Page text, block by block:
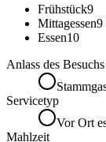
Frühstück9
Mittagessen9
Essen10
Anlass des Besuchs
Servicetyp
Vor Ort
Mahlzeit